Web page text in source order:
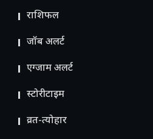
राशिफल
जॉब अलर्ट
एग्जाम अलर्ट
स्टोरीटाइम
व्रत-त्योहार